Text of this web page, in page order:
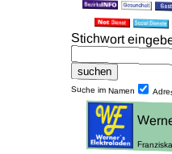
Stich­wort
Suche im Namen